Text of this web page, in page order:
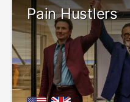
Pain Hustlers